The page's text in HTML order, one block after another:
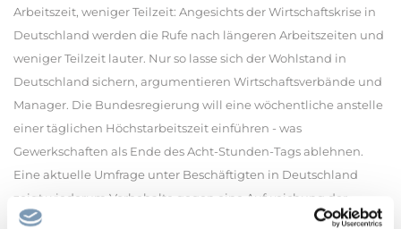
Arbeitszeit, weniger Teilzeit: Angesichts der Wirtschaftskrise in
Deutschland werden die Rufe nach längeren Arbeitszeiten und
weniger Teilzeit lauter. Nur so lasse sich der Wohlstand in
Deutschland sichern, argumentieren Wirtschaftsverbände und
Manager. Die Bundesregierung will eine wöchentliche anstelle
einer täglichen Höchstarbeitszeit einführen - was
Gewerkschaften als Ende des Acht-Stunden-Tags ablehnen.
Eine aktuelle Umfrage unter Beschäftigten in Deutschland
zeigt wiederum Vorbehalte gegen eine Aufweichung der
täglichen Höchstarbeitszeit. Arbeitszeit in Deutschland nur